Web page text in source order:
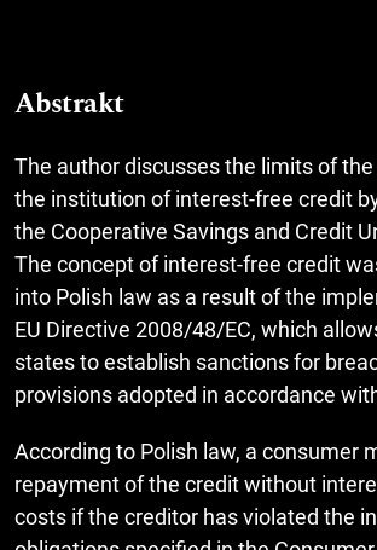
Abstrakt
The author discusses the limits of
the institution of interest-free credit
the Cooperative Savings and Credit
The concept of interest-free credit
into Polish law as a result of the
EU Directive 2008/48/EC, which
states to establish sanctions for
provisions adopted in accordance
According to Polish law, a consumer
repayment of the credit without
costs if the creditor has violated the